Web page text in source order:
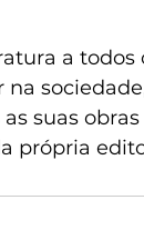
a todos
suas obras
própria